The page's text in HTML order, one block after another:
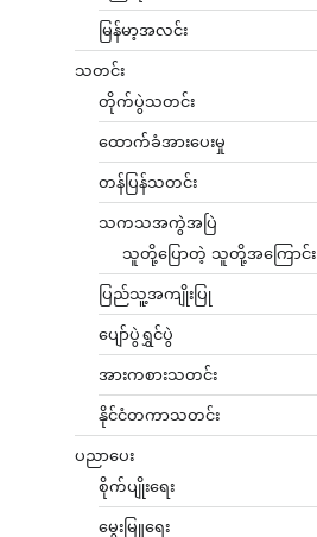
မြန်မာ့အလင်း
သတင်း
တိုက်ပွဲသတင်း
ထောက်ခံအားပေးမှု
တန်ပြန်သတင်း
သကသအကွဲအပြဲ
သူတို့ပြောတဲ့ သူတို့အကြောင်း
ပြည်သူ့အကျိုးပြု
ပျော်ပွဲရွှင်ပွဲ
အားကစားသတင်း
နိုင်ငံတကာသတင်း
ပညာပေး
စိုက်ပျိုးရေး
မွေးမြူရေး